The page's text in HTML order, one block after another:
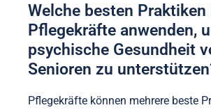
Welche besten Praktiken
Pflegekräfte anwenden,
psychische Gesundheit
Senioren zu
Pflegekräfte können mehrere beste